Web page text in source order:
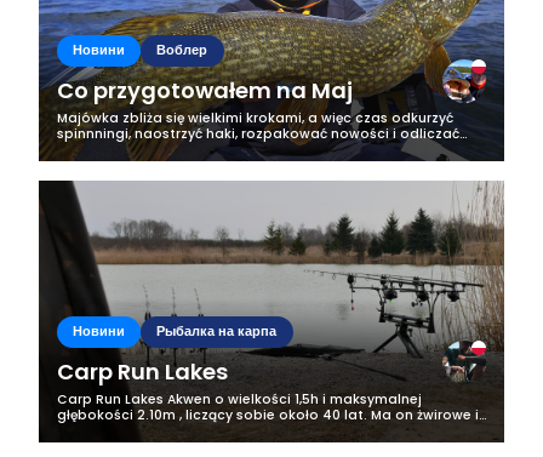
Новини Воблер
Co przygotowałem na Maj
Majówka zbliża się wielkimi krokami, a więc czas odkurzyć
spinnningi, naostrzyć haki, rozpakować nowości i odliczać
ostatnie dni! Ja sezon otwieram standardowo –
szczupakami. Dlatego też i na nich...
Новини Рыбалка на карпа
Carp Run Lakes
Carp Run Lakes Akwen o wielkości 1,5h i maksymalnej
głębokości 2.10m , liczący sobie około 40 lat. Ma on żwirowe i
muliste dno, na linii brzegowej znajdują się trzciny, jest
również wyspa. Akwen...